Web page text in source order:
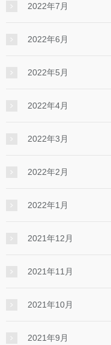
2022年7月
2022年6月
2022年5月
2022年4月
2022年3月
2022年2月
2022年1月
2021年12月
2021年11月
2021年10月
2021年9月